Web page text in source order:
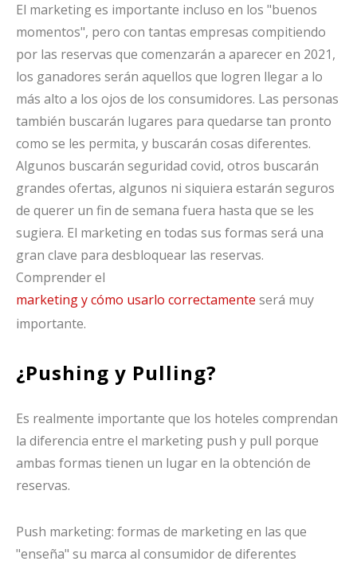
El marketing es importante incluso en los "buenos
momentos", pero con tantas empresas compitiendo
por las reservas que comenzarán a aparecer en 2021,
los ganadores serán aquellos que logren llegar a lo
más alto a los ojos de los consumidores. Las personas
también buscarán lugares para quedarse tan pronto
como se les permita, y buscarán cosas diferentes.
Algunos buscarán seguridad covid, otros buscarán
grandes ofertas, algunos ni siquiera estarán seguros
de querer un fin de semana fuera hasta que se les
sugiera. El marketing en todas sus formas será una
gran clave para desbloquear las reservas.
Comprender el
marketing y cómo usarlo correctamente será muy
importante.
¿Pushing y Pulling?
Es realmente importante que los hoteles comprendan
la diferencia entre el marketing push y pull porque
ambas formas tienen un lugar en la obtención de
reservas.
Push marketing: formas de marketing en las que
"enseña" su marca al consumidor de diferentes